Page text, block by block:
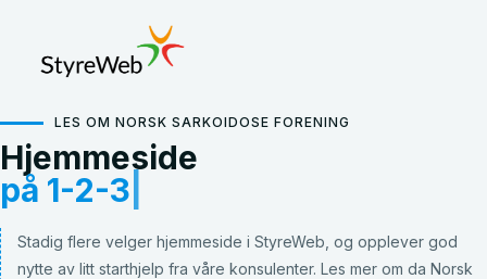
LES OM NORSK SARKOIDOSE FORENING
Hjemmeside
|
Stadig flere velger hjemmeside i StyreWeb, og opplever god
nytte av litt starthjelp fra våre konsulenter. Les mer om da Norsk